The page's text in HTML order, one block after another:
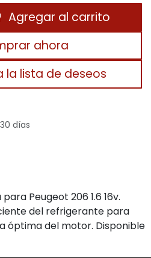
Agregar al carrito
ahora
la lista de deseos
días
Peugeot 206 1.6 16v.
del refrigerante para
óptima del motor. Disponible